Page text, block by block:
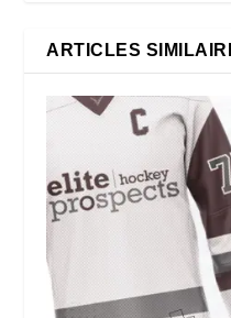
ARTICLES